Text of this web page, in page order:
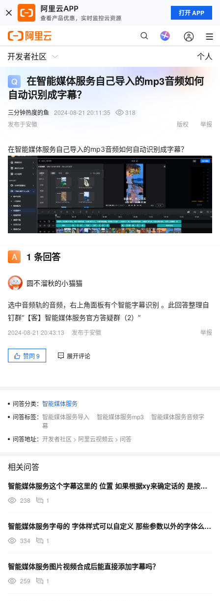
打开 APP
开发者社区 个人
在智能媒体服务自己导入的mp3音频如何
自动识别成字幕？
三分钟热度的鱼 2024-08-21 20:11:35
318
发布于安徽
举报
版权
在智能媒体服务自己导入的mp3音频如何自动识别成字幕？
1 条回答
圆不溜秋的小猫猫
选中音频轨的音频，右上角面板有个智能字幕识别 。此回答整理自
钉群“【客】智能媒体服务官方答疑群（2）”
2024-08-21 20:43:13
发布于安徽 举报
赞同 9 展开评论
问答分类： 智能媒体服务
问答标签： 智能媒体服务导入 智能媒体服务mp3
智能媒体服务音频字
幕
问答地址： 开发者社区 > 阿里云视频云 > 问答
相关问答
智能媒体服务这个字幕这里的 位置 如果根据xy来确定话的 是按照屏幕来确认的么？
238 1
智能媒体服务字母的 字体样式可以自定义 那些参数以外的字体么？我想用这些以外的字幕 可以么？
334 1
智能媒体服务图片视频合成后能直接添加字幕吗？
259 1